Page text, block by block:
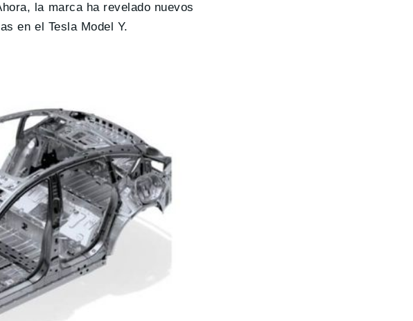
la marca ha revelado nuevos
en el Tesla Model Y.